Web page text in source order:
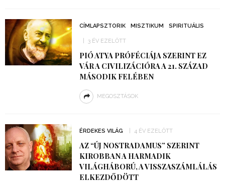
CÍMLAPSZTORIK MISZTIKUM SPIRITUÁLIS
3 ÉV EZELŐTT
PIÓ ATYA PRÓFÉCIÁJA SZERINT EZ
VÁR A CIVILIZÁCIÓRA A 21. SZÁZAD
MÁSODIK FELÉBEN
MEGOSZTÁSOK
ÉRDEKES VILÁG 4 ÉV EZELŐTT
AZ “ÚJ NOSTRADAMUS” SZERINT
KIROBBAN A HARMADIK
VILÁGHÁBORÚ, A VISSZASZÁMLÁLÁS
ELKEZDŐDÖTT